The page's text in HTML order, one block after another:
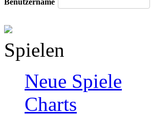
Benutzername
Spielen
Neue Spiele
Charts